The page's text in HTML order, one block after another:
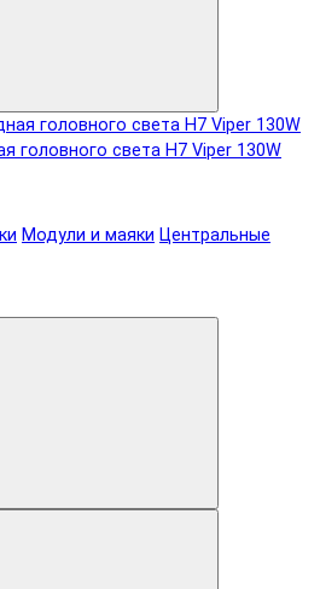
головного света H7 Viper 130W
Модули и маяки Центральные